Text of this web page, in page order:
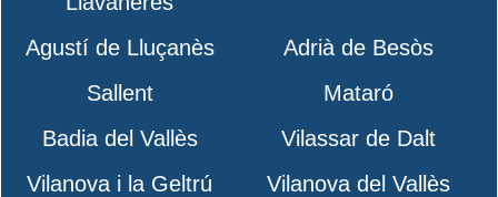
Agustí de Lluçanès
Adrià de Besòs
Sallent
Mataró
Badia del Vallès
Vilassar de Dalt
Vilanova i la Geltrú
Vilanova del Vallès